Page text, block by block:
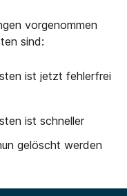
vorgenommen
sind:
ist jetzt fehlerfrei
ist schneller
gelöscht werden